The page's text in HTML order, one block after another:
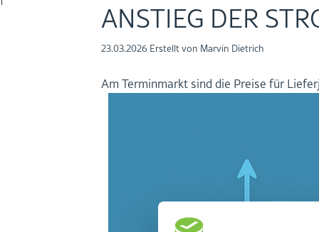
AN­STIEG DER
23.03.2026 Er­stellt von Mar­vin Diet­rich
Am Ter­min­markt sind die Prei­se für